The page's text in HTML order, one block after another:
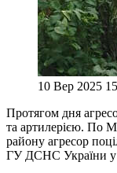
10 Вер 2025
Протягом дня
та артилерією. По
району агресор
ГУ ДСНС України у